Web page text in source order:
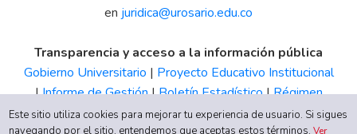
en juridica@urosario.edu.co
Transparencia y acceso a la información pública
Gobierno Universitario | Proyecto Educativo Institucional
|Informe de Gestión|Boletín Estadístico|Régimen
Tributario|Estados Financieros |Código de Ética| Canal
Este sitio utiliza cookies para mejorar tu experiencia de usuario. Si sigues
navegando por el sitio, entendemos que aceptas estos términos.Ver